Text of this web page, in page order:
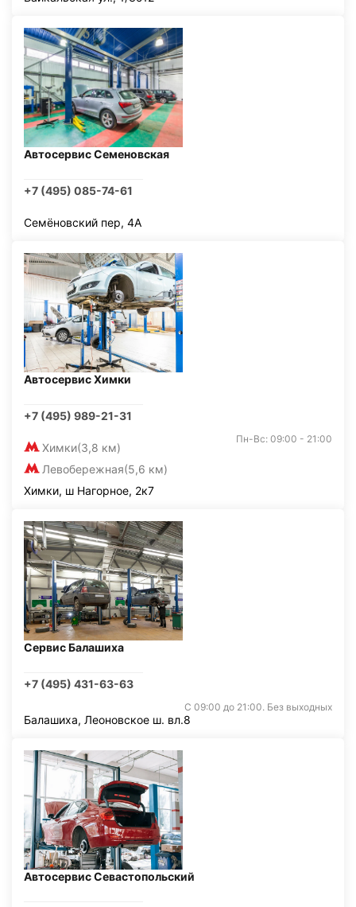
Автосервис Семеновская
+7 (495) 085-74-61
Семёновский пер, 4А
Автосервис Химки
+7 (495) 989-21-31
Химки(3,8 км)
Левобережная(5,6 км)
Пн-Вс: 09:00 - 21:00
Химки, ш Нагорное, 2к7
Сервис Балашиха
+7 (495) 431-63-63
С 09:00 до 21:00. Без выходных
Балашиха, Леоновское ш. вл.8
Автосервис Севастопольский